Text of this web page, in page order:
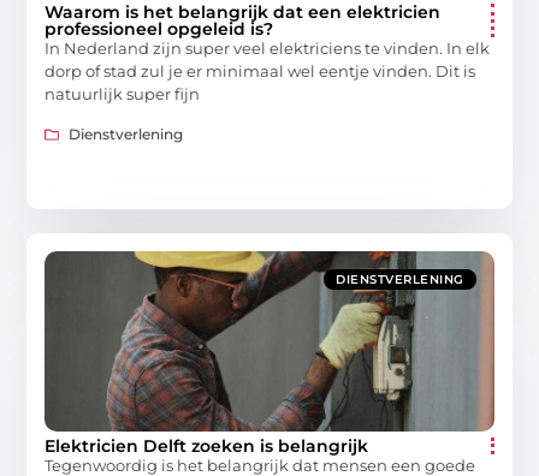
Waarom is het belangrijk dat een elektricien
professioneel opgeleid is?
In Nederland zijn super veel elektriciens te vinden. In elk
dorp of stad zul je er minimaal wel eentje vinden. Dit is
natuurlijk super fijn
Dienstverlening
DIENSTVERLENING
Elektricien Delft zoeken is belangrijk
Tegenwoordig is het belangrijk dat mensen een goede